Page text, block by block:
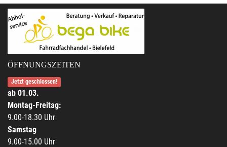
ÖFFNUNGSZEITEN
Jetzt geschlossen!
ab 01.03.
Montag-Freitag:
9.00-18.30 Uhr
Samstag
9.00-15.00 Uhr